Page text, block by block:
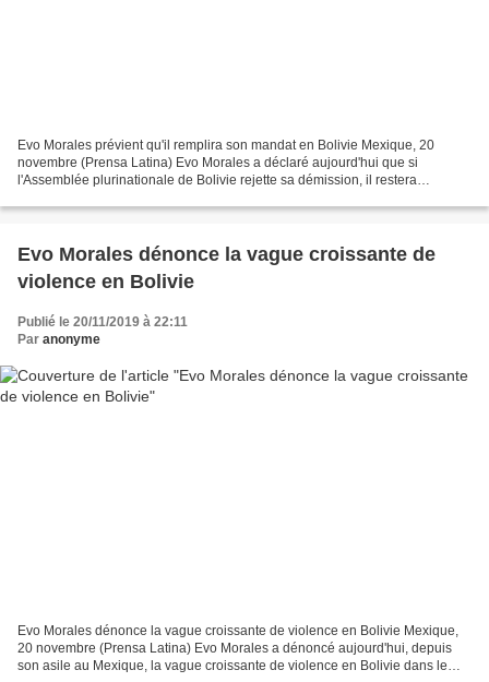
Evo Morales prévient qu'il remplira son mandat en Bolivie Mexique, 20
novembre (Prensa Latina) Evo Morales a déclaré aujourd'hui que si
l'Assemblée plurinationale de Bolivie rejette sa démission, il restera
Evo Morales dénonce la vague croissante de
violence en Bolivie
Publié le 20/11/2019 à 22:11
Par anonyme
Evo Morales dénonce la vague croissante de violence en Bolivie Mexique,
20 novembre (Prensa Latina) Evo Morales a dénoncé aujourd'hui, depuis
son asile au Mexique, la vague croissante de violence en Bolivie dans le